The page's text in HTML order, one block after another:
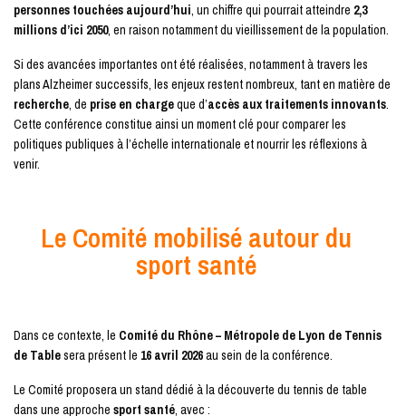
personnes touchées aujourd’hui, un chiffre qui pourrait atteindre 2,3
millions d’ici 2050, en raison notamment du vieillissement de la population.
Si des avancées importantes ont été réalisées, notamment à travers les
plans Alzheimer successifs, les enjeux restent nombreux, tant en matière de
recherche, de prise en chargeque d’accès aux traitements innovants.
Cette conférence constitue ainsi un moment clé pour comparer les
politiques publiques à l’échelle internationale et nourrir les réflexions à
venir.
Le Comité mobilisé autour du
sport santé
Dans ce contexte, le Comité du Rhône – Métropole de Lyon de Tennis
de Tablesera présent le 16 avril 2026au sein de la conférence.
Le Comité proposera un stand dédié à la découverte du tennis de table
dans une approchesport santé, avec :